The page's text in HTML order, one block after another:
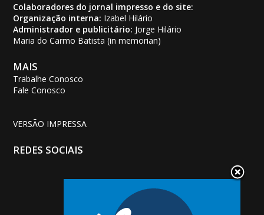
Colaboradores do jornal impresso e do site:
Organização interna: Izabel Hilário
Administrador e publicitário: Jorge Hilário
Maria do Carmo Batista (in memorian)
MAIS
Trabalhe Conosco
Fale Conosco
VERSÃO IMPRESSA
REDES SOCIAIS